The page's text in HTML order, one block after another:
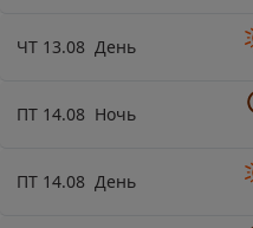
ЧТ 13.08 День
ПТ 14.08 Ночь
ПТ 14.08 День